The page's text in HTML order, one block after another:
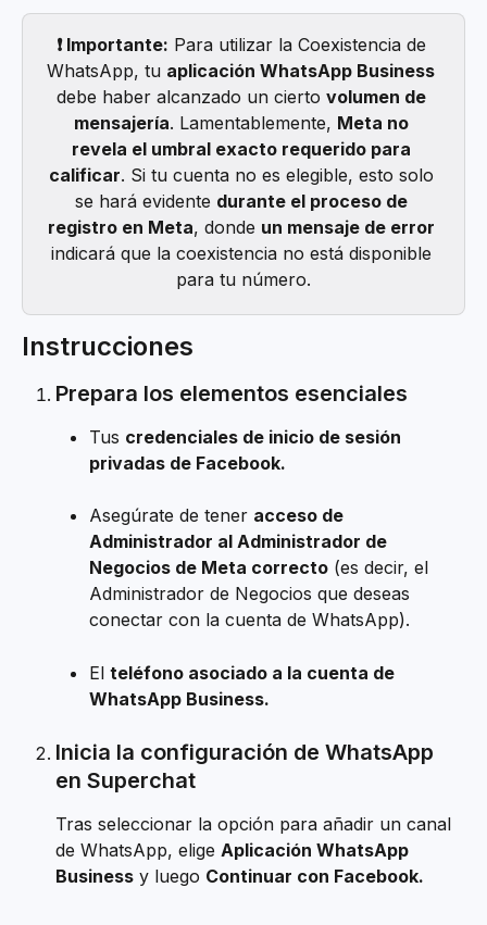
❗ Importante: Para utilizar la Coexistencia de
WhatsApp, tu aplicación WhatsApp Business
debe haber alcanzado un cierto volumen de
mensajería. Lamentablemente, Meta no
revela el umbral exacto requerido para
calificar. Si tu cuenta no es elegible, esto solo
se hará evidente durante el proceso de
registro en Meta, donde un mensaje de error
indicará que la coexistencia no está disponible
para tu número.
Instrucciones
Prepara los elementos esenciales
Tus credenciales de inicio de sesión
privadas de Facebook.
Asegúrate de tener acceso de
Administrador al Administrador de
Negocios de Meta correcto (es decir, el
Administrador de Negocios que deseas
conectar con la cuenta de WhatsApp).
El teléfono asociado a la cuenta de
WhatsApp Business.
Inicia la configuración de WhatsApp
en Superchat
Tras seleccionar la opción para añadir un canal
de WhatsApp, elige Aplicación WhatsApp
Business y luego Continuar con Facebook.